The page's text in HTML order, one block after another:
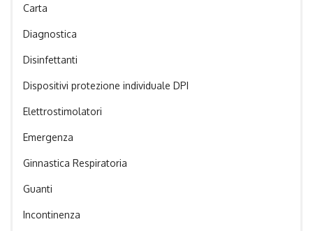
Carta
Diagnostica
Disinfettanti
Dispositivi protezione individuale DPI
Elettrostimolatori
Emergenza
Ginnastica Respiratoria
Guanti
Incontinenza